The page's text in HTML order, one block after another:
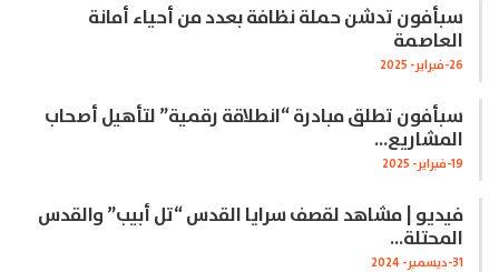
سبأفون تدشن حملة نظافة بعدد من أحياء أمانة
العاصمة
26-فبراير- 2025
سبأفون تطلق مبادرة “انطلاقة رقمية” لتأهيل أصحاب
المشاريع…
19-فبراير- 2025
فيديو | مشاهد لقصف سرايا القدس “تل أبيب” والقدس
المحتلة…
31-ديسمبر- 2024